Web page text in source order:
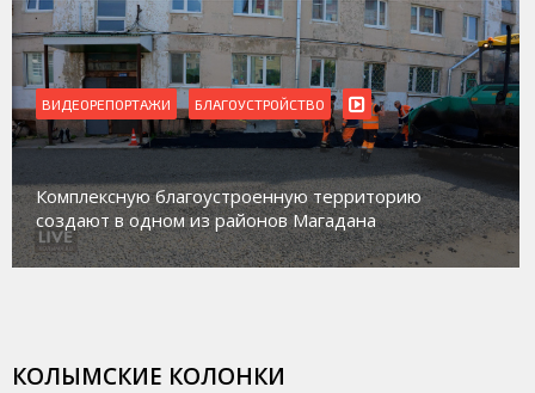
ВИДЕОРЕПОРТАЖИ
Магадан присоединился к пилотному проекту по
работе с несовершеннолетними из групп
социального риска «Переправа»
КОЛЫМСКИЕ КОЛОНКИ